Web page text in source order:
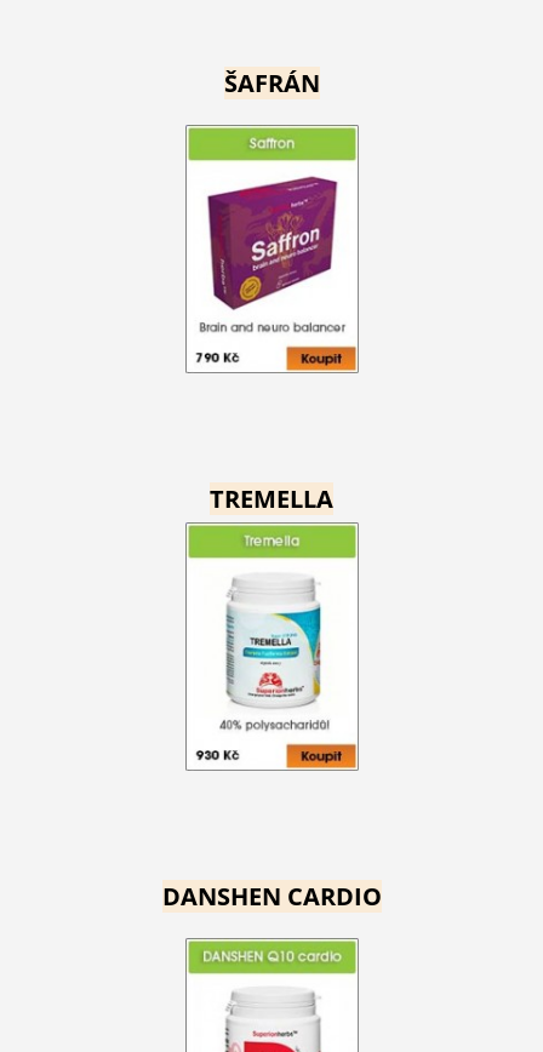
ŠAFRÁN
TREMELLA
DANSHEN CARDIO